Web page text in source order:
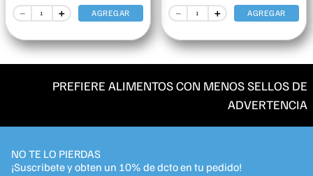
＋
－ AGREGAR ＋
－ AGREGAR
PREFIERE ALIMENTOS CON MENOS SELLOS DE
ADVERTENCIA
NO TE LO PIERDAS